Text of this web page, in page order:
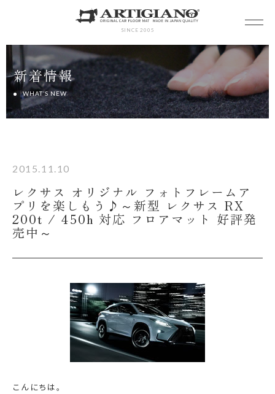
SINCE 2005
新着情報
WHAT’S NEW
2015.11.10
レクサス オリジナル フォトフレームア
プリを楽しもう♪～新型 レクサス RX
200t / 450h 対応 フロアマット 好評発
売中～
こんにちは。